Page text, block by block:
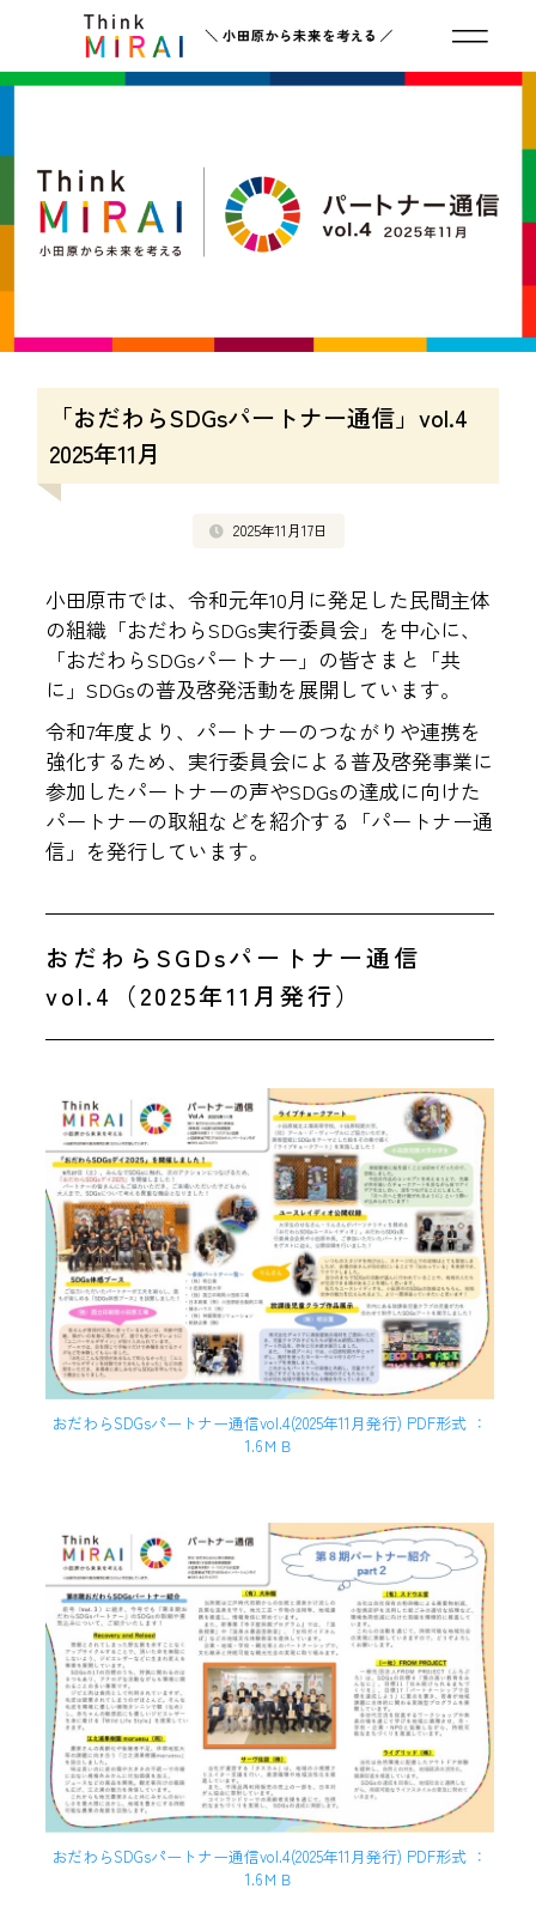
「おだわらSDGsパートナー通信」vol.4
2025年11月
2025年11月17日
小田原市では、令和元年10月に発足した民間主体
の組織「おだわらSDGs実行委員会」を中心に、
「おだわらSDGsパートナー」の皆さまと「共
に」SDGsの普及啓発活動を展開しています。
令和7年度より、パートナーのつながりや連携を
強化するため、実行委員会による普及啓発事業に
参加したパートナーの声やSDGsの達成に向けた
パートナーの取組などを紹介する「パートナー通
信」を発行しています。
おだわらSGDsパートナー通信
vol.4（2025年11月発行）
おだわらSDGsパートナー通信vol.4(2025年11月発行) PDF形式 ：
1.6ＭＢ
おだわらSDGsパートナー通信vol.4(2025年11月発行) PDF形式 ：
1.6ＭＢ